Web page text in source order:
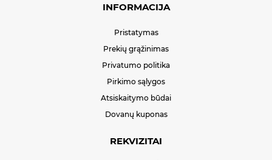
INFORMACIJA
Pristatymas
Prekių grąžinimas
Privatumo politika
Pirkimo sąlygos
Atsiskaitymo būdai
Dovanų kuponas
REKVIZITAI